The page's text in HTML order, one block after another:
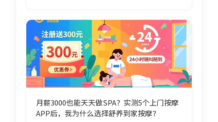
月薪3000也能天天做SPA？实测5个上门按摩
APP后，我为什么选择舒养到家按摩？